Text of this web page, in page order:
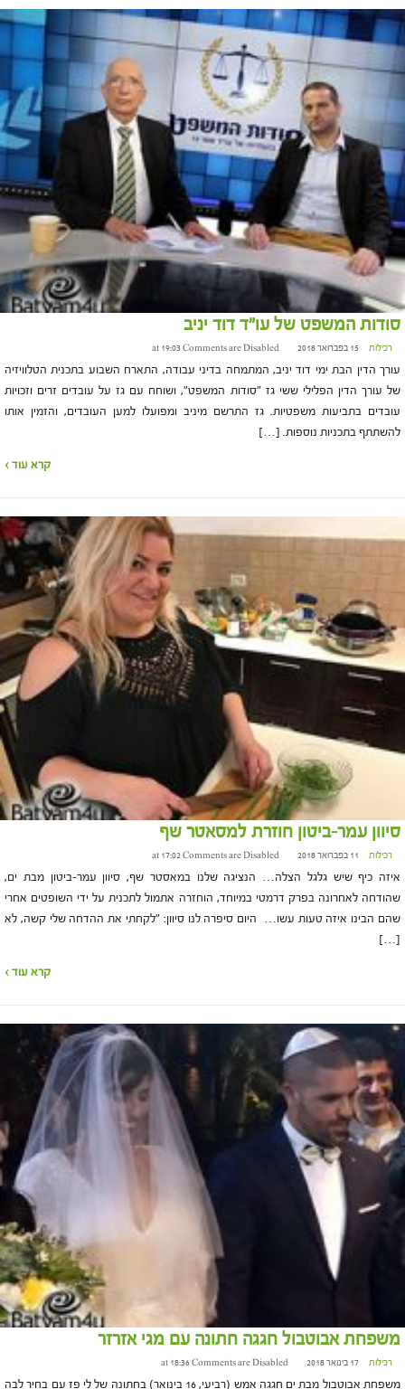
סודות המשפט של עו"ד דוד יניב
רכילות 15 בפברואר 2018 at 19:03 Comments are Disabled
עורך הדין הבת ימי דוד יניב, המתמחה בדיני עבודה, התארח השבוע בתכנית הטלוויזיה
של עורך הדין הפלילי ששי גז "סודות המשפט", ושוחח עם גז על עובדים זרים וזכויות
עובדים בתביעות משפטיות. גז התרשם מיניב ומפועלו למען העובדים, והזמין אותו
להשתתף בתכניות נוספות. […]
קרא עוד ›
סיוון עמר-ביטון חוזרת למסאטר שף
רכילות 11 בפברואר 2018 at 17:02 Comments are Disabled
איזה כיף שיש גלגל הצלה… הנציגה שלנו במאסטר שף, סיוון עמר-ביטון מבת ים,
שהודחה לאחרונה בפרק דרמטי במיוחד, הוחזרה אתמול לתכנית על ידי השופטים אחרי
שהם הבינו איזה טעות עשו… היום סיפרה לנו סיוון: "לקחתי את ההדחה שלי קשה, לא
[…]
קרא עוד ›
משפחת אבוטבול חגגה חתונה עם מגי אזרזר
רכילות 17 בינואר 2018 at 18:36 Comments are Disabled
משפחת אבוטבול מבת ים חגגה אמש (רביעי, 16 בינואר) בחתונה של לי פז עם בחיר לבה